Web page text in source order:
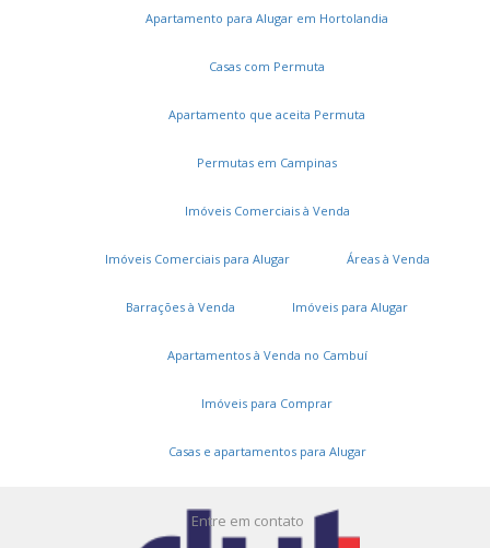
Apartamento para Alugar em Hortolandia
Casas com Permuta
Apartamento que aceita Permuta
Permutas em Campinas
Imóveis Comerciais à Venda
Imóveis Comerciais para Alugar Áreas à Venda
Barrações à Venda Imóveis para Alugar
Apartamentos à Venda no Cambuí
Imóveis para Comprar
Casas e apartamentos para Alugar
Serviços
Cadastros e Propostas
Cadastre seu imóvel
Entre em contato